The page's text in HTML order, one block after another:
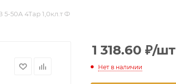
5-50А 4Тар 1,0кл.т Ф
1 318.60 ₽/шт
Нет в наличии